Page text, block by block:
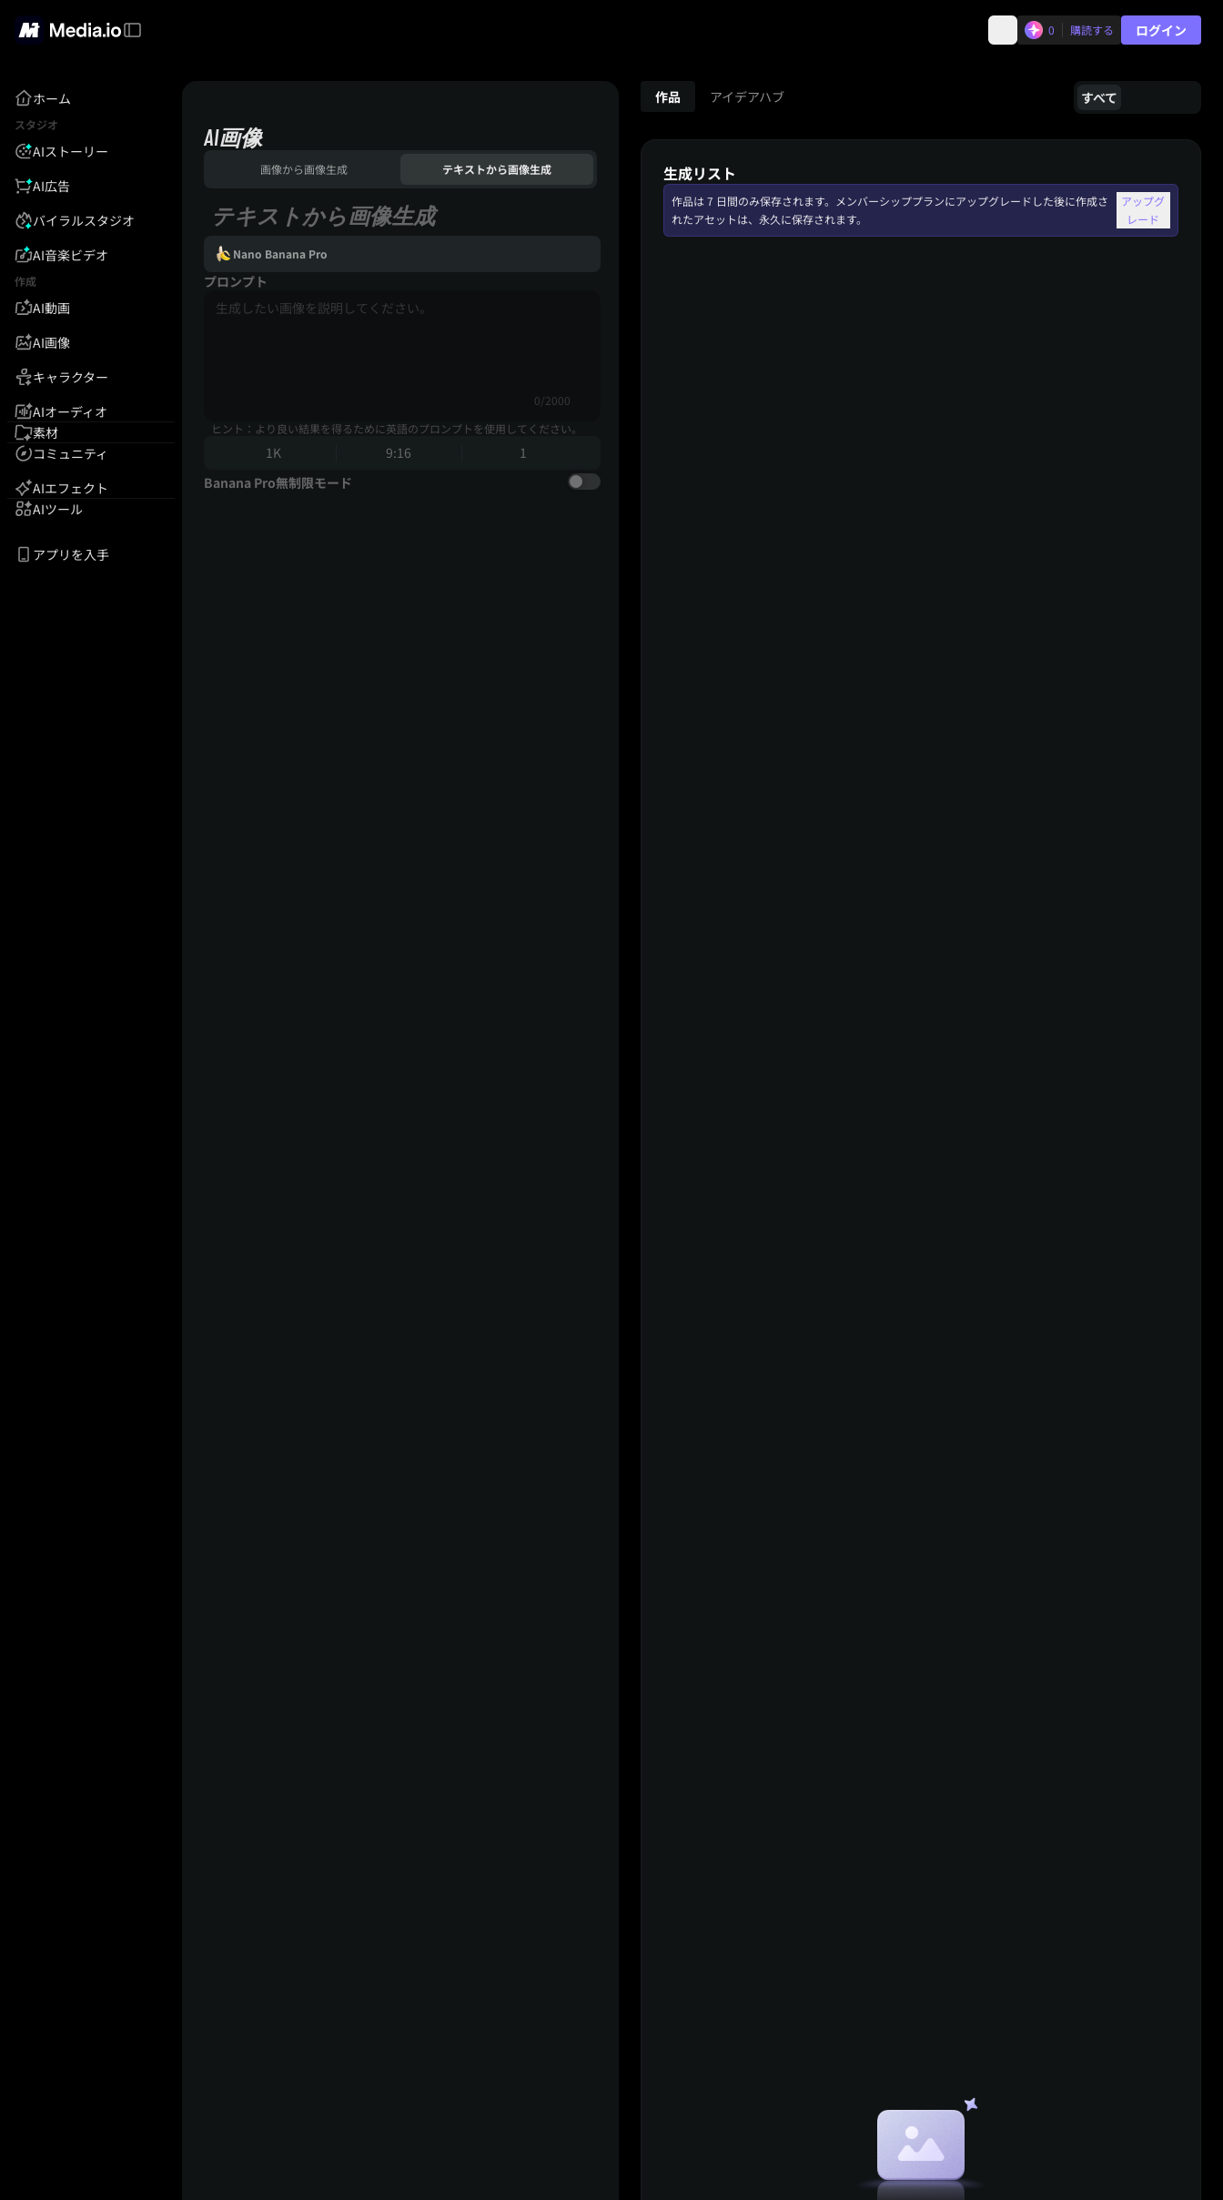
0 購読する ログイン
ホーム
スタジオ
AIストーリー
AI広告
バイラルスタジオ
AI音楽ビデオ
作成
AI動画
AI画像
キャラクター
AIオーディオ
素材
コミュニティ
AIエフェクト
AIツール
アプリを入手
AI画像
画像から画像生成 テキストから画像生成
テキストから画像生成
Nano Banana Pro
プロンプト
0/2000
ヒント：より良い結果を得るために英語のプロンプトを使用してください。
1K 9:16
1
Banana Pro無制限モード
作品 アイデアハブ すべて
生成リスト
作品は 7 日間のみ保存されます。メンバーシッププランにアップグレードした後に作成さ
れたアセットは、永久に保存されます。
アップグ
レード